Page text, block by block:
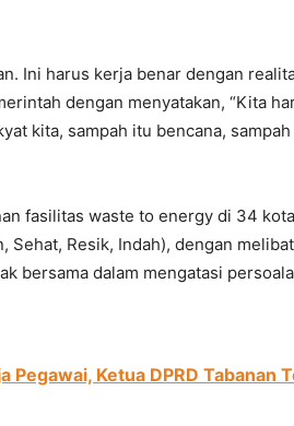
Ini harus kerja benar dengan
dengan menyatakan, “Kita
kita, sampah itu bencana,
fasilitas waste to energy di 34
Sehat, Resik, Indah), dengan
bersama dalam mengatasi
Pegawai, Ketua DPRD Tabanan